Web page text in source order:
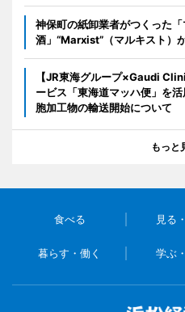
神保町の紙卸業者がつくった
酒」“Marxist”（マルキスト）
【JR東海グループ×Gaudi
ービス「東海道マッハ便」を
胞加工物の輸送開始について
もっと
食べる 見る
暮らす・働く 学ぶ